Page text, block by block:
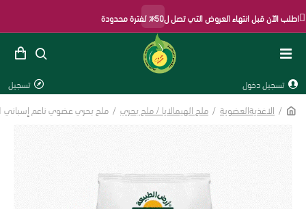
الآن قبل انتهاء العروض التي تصل ل50٪ لفترة محدودة ×
تسجيل دخول تسجيل
الاغذيةالعضوية ملح الهيمالايا / ملح بحري ملح بحري عضوي ناعم إسباني 1 كجم ارض الطبيعة